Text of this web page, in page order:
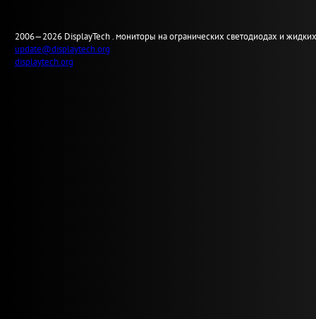
2006—2026 DisplayTech . мониторы на огранических светодиодах и
update@displaytech.org
displaytech.org